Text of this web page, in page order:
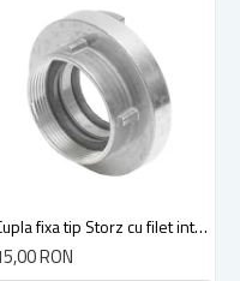
Cupla fixa tip Storz cu filet interior, diametru 50mm/2 inch
RON